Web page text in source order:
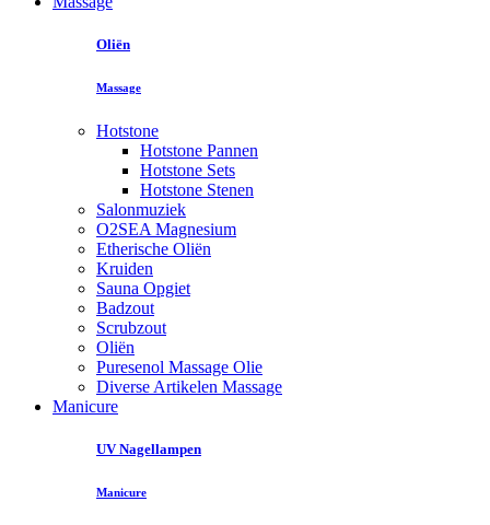
Oliën
Massage
Hotstone
Hotstone Pannen
Hotstone Sets
Hotstone Stenen
Salonmuziek
O2SEA Magnesium
Etherische Oliën
Kruiden
Sauna Opgiet
Badzout
Scrubzout
Oliën
Puresenol Massage Olie
Diverse Artikelen Massage
Manicure
UV Nagellampen
Manicure